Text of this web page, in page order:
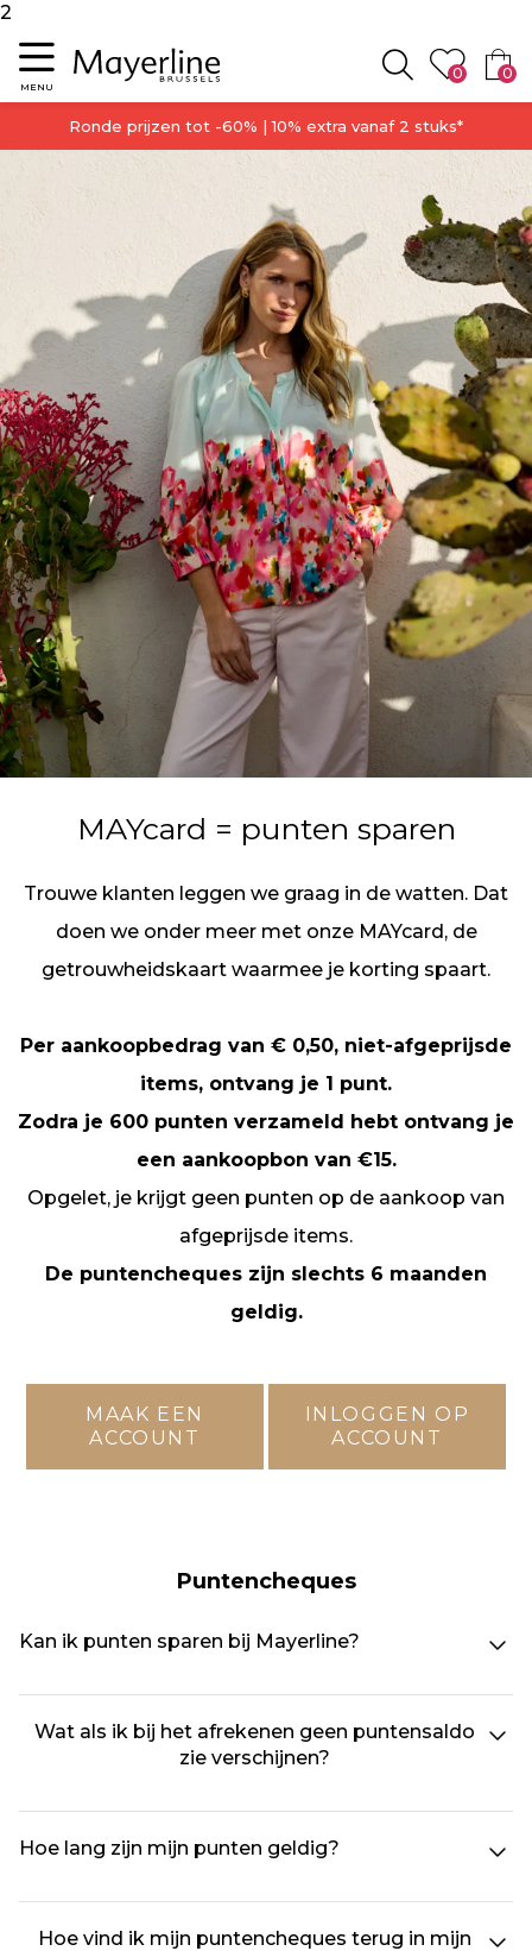
2
Menu
MENU Zoeken
0 0
Ronde prijzen tot -60% | 10% extra vanaf 2 stuks*
MAYcard = punten sparen
Trouwe klanten leggen we graag in de watten. Dat
doen we onder meer met onze MAYcard, de
getrouwheidskaart waarmee je korting spaart.
Per aankoopbedrag van € 0,50, niet-afgeprijsde
items, ontvang je 1 punt.
Zodra je 600 punten verzameld hebt ontvang je
een aankoopbon van €15.
Opgelet, je krijgt geen punten op de aankoop van
afgeprijsde items.
De puntencheques zijn slechts 6 maanden
geldig.
MAAK EEN
ACCOUNT
INLOGGEN OP
ACCOUNT
Puntencheques
Kan ik punten sparen bij Mayerline?
Wat als ik bij het afrekenen geen puntensaldo
zie verschijnen?
Hoe lang zijn mijn punten geldig?
Hoe vind ik mijn puntencheques terug in mijn